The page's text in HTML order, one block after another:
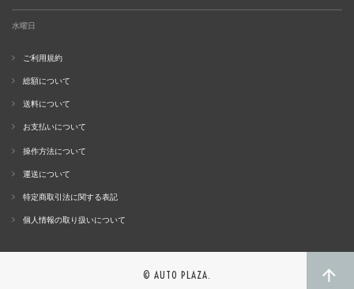
水曜日
ご利用規約
総額について
送料について
お支払いについて
操作方法について
運送について
特定商取引法に関する表記
個人情報の取り扱いについて
© AUTO PLAZA.